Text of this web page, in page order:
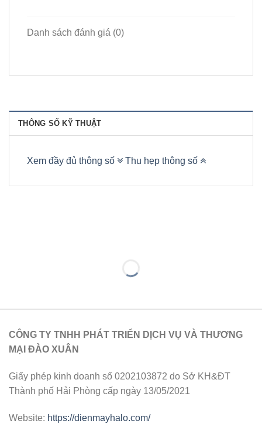
Danh sách đánh giá (0)
THÔNG SỐ KỸ THUẬT
Xem đầy đủ thông số Thu hẹp thông số
CÔNG TY TNHH PHÁT TRIỂN DỊCH VỤ VÀ THƯƠNG
MẠI ĐÀO XUÂN
Giấy phép kinh doanh số 0202103872 do Sở KH&ĐT
Thành phố Hải Phòng cấp ngày 13/05/2021
Website: https://dienmayhalo.com/